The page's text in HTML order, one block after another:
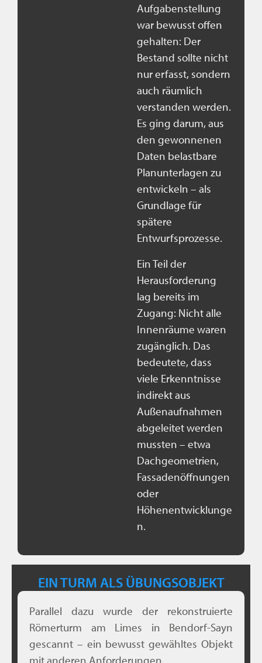
Aufgabenstellung
war bewusst offen
gehalten: Der
Bestand sollte nicht
nur erfasst, sondern
auch räumlich
verstanden werden.
Es ging darum, aus
den gewonnenen
Daten belastbare
Planunterlagen zu
entwickeln – als
Grundlage für
spätere
Entwurfsprozesse.
Ein Teil der
Herausforderung
lag bereits im
Zugang: Nicht alle
Innenräume waren
zugänglich. Das
bedeutete, dass
viele Erkenntnisse
indirekt aus
Außenaufnahmen
abgeleitet werden
mussten – etwa
Dachgeometrien,
Fassadenöffnungen
oder
Höhenentwicklunge
n.
EIN TURM ALS ÜBUNGSOBJEKT
Parallel dazu wurde der rekonstruierte
Römerturm am Limes in Bendorf-Sayn
gescannt – ein bewusst gewähltes Objekt
mit anderen Anforderungen.